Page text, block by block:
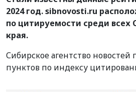
2024 год. sibnovosti.ru
по цитируемости среди всех
края.
Сибирское агентство новостей
пунктов по индексу